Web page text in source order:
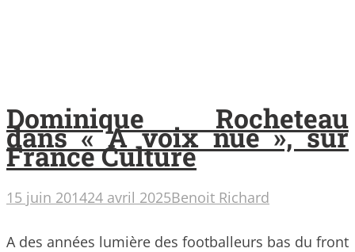
Dominique Rocheteau
dans « A voix nue », sur
France Culture
15 juin 201424 avril 2025Benoit Richard
A des années lumière des footballeurs bas du front